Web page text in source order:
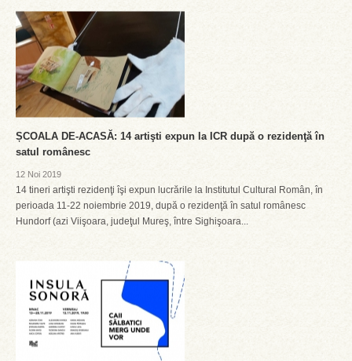
ȘCOALA DE-ACASĂ: 14 artişti expun la ICR după o rezidenţă în
satul românesc
12 Noi 2019
14 tineri artişti rezidenţi îşi expun lucrările la Institutul Cultural Român, în
perioada 11-22 noiembrie 2019, după o rezidenţă în satul românesc
Hundorf (azi Viişoara, judeţul Mureş, între Sighişoara...